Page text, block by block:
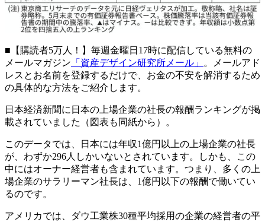
■【購読者5万人！】毎週金曜日17時に配信している無料の
メールマガジン 「資産デザイン研究所メール」
。メールアド
レスとお名前を登録するだけで、お金の不安を解消するため
の具体的な方法をご紹介します。
日本経済新聞に日本の上場企業の社長の報酬ランキングが掲
載されていました（図表も同紙から）。
このデータでは、日本には年収1億円以上の上場企業の社長
が、わずか296人しかいないとされています。しかも、この
中にはオーナー経営者も含まれています。つまり、多くの上
場企業のサラリーマン社長は、1億円以下の報酬で働いてい
るのです。
アメリカでは、ダウ工業株30種平均採用の企業の経営者の平